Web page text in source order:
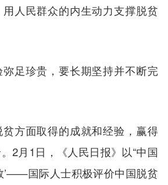
人民群众的内生动力支撑脱贫
足珍贵，要长期坚持并不断完
方面取得的成就和经验，赢得
2月1日，《人民日报》以“中国
’——国际人士积极评价中国脱贫